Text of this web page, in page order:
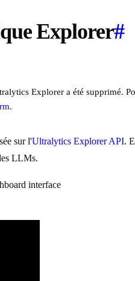
Explorer#
Explorer a été supprimé.
.
sur l'Ultralytics Explorer API.
LLMs.